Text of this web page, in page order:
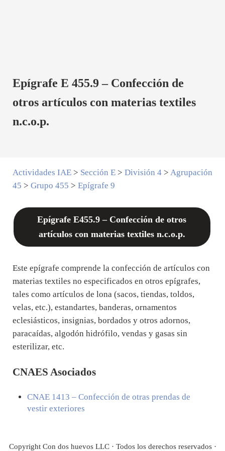
Epígrafe E 455.9 – Confección de
otros artículos con materias textiles
n.c.o.p.
Actividades IAE> Sección E> División 4> Agrupación
45 > Grupo 455 > Epígrafe 9
Epígrafe E455.9 – Confección de otros
artículos con materias textiles n.c.o.p.
Este epígrafe comprende la confección de artículos con
materias textiles no especificados en otros epígrafes,
tales como artículos de lona (sacos, tiendas, toldos,
velas, etc.), estandartes, banderas, ornamentos
eclesiásticos, insignias, bordados y otros adornos,
paracaídas, algodón hidrófilo, vendas y gasas sin
esterilizar, etc.
CNAES Asociados
CNAE 1413 – Confección de otras prendas de
vestir exteriores
Copyright Con dos huevos LLC · Todos los derechos reservados ·